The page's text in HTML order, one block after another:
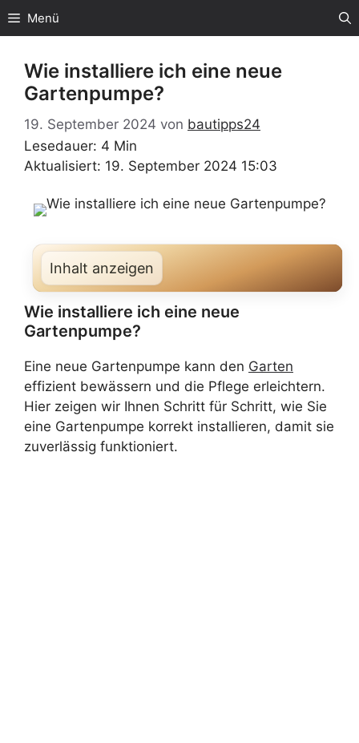
Menü
Wie installiere ich eine neue
Gartenpumpe?
19. September 2024 von bautipps24
Lesedauer: 4 Min
Aktualisiert: 19. September 2024 15:03
Inhalt anzeigen
Wie installiere ich eine neue
Gartenpumpe?
Eine neue Gartenpumpe kann den Garten
effizient bewässern und die Pflege erleichtern.
Hier zeigen wir Ihnen Schritt für Schritt, wie Sie
eine Gartenpumpe korrekt installieren, damit sie
zuverlässig funktioniert.